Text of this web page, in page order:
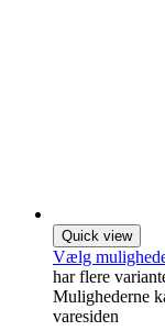
Quick view
Vælg
har flere
Mulighederne
varesiden